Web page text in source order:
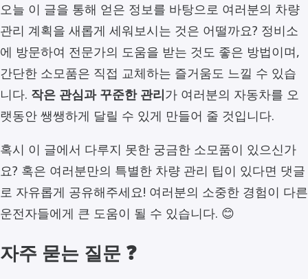
오늘 이 글을 통해 얻은 정보를 바탕으로 여러분의 차량
관리 계획을 새롭게 세워보시는 것은 어떨까요? 정비소
에 방문하여 전문가의 도움을 받는 것도 좋은 방법이며,
간단한 소모품은 직접 교체하는 즐거움도 느낄 수 있습
니다. 작은 관심과 꾸준한 관리가 여러분의 자동차를 오
랫동안 쌩쌩하게 달릴 수 있게 만들어 줄 것입니다.
혹시 이 글에서 다루지 못한 궁금한 소모품이 있으신가
요? 혹은 여러분만의 특별한 차량 관리 팁이 있다면 댓글
로 자유롭게 공유해주세요! 여러분의 소중한 경험이 다른
운전자들에게 큰 도움이 될 수 있습니다. 😊
자주 묻는 질문 ❓